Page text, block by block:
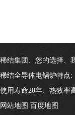
稀结集团、您的选择、
稀结全导体电锅炉特点:
使用寿命20年、热效率
网站地图 百度地图